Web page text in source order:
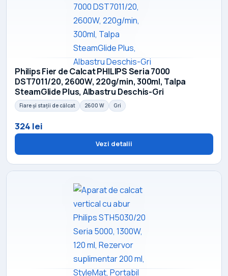
Philips Fier de Calcat PHILIPS Seria 7000
DST7011/20, 2600W, 220g/min, 300ml, Talpa
SteamGlide Plus, Albastru Deschis-Gri
Fiare și stații de călcat 2600 W Gri
324 lei
Vezi detalii